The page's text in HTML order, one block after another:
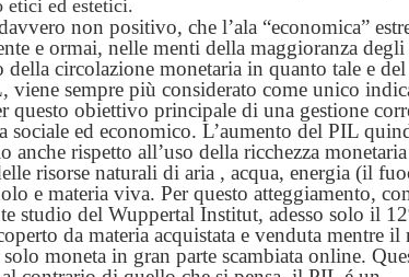
etici ed estetici.
non positivo, che l’ala “economica”
e ormai, nelle menti della maggioranza degli
della circolazione monetaria in quanto tale e del
viene sempre più considerato come unico
questo obiettivo principale di una gestione
sociale ed economico. L’aumento del PIL
anche rispetto all’uso della ricchezza
risorse naturali di aria , acqua, energia (il
e materia viva. Per questo atteggiamento,
studio del Wuppertal Institut, adesso solo il
da materia acquistata e venduta mentre il
solo moneta in gran parte scambiata online.